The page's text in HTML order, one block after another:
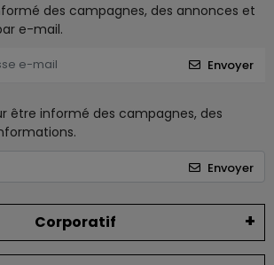
des campagnes, des annonces et
e-mail.
Envoyer
être informé des campagnes, des
Envoyer
Corporatif